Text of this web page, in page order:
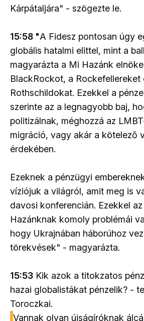
Kárpátaljára" - szögezte le.
15:58 "A Fidesz pontosan úgy
globális hatalmi elittel, mint a
magyarázta a Mi Hazánk
BlackRockot, a Rockefellereket
Rothschildokat. Ezekkel a
szerinte az a legnagyobb baj,
politizálnak, méghozzá az
migráció, vagy akár a kötelező
érdekében.
Ezeknek a pénzügyi
víziójuk a világról, amit meg is
davosi konferencián. Ezekkel
Hazánknak komoly problémái
hogy Ukrajnában háborúhoz
törekvések" - magyarázta.
15:53 Kik azok a titokzatos
hazai globalistákat pénzelik? -
Toroczkai.
Vannak olyan újságíróknak